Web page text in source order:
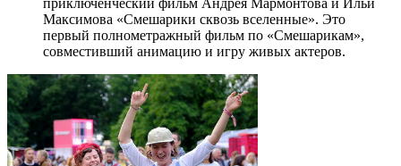
Максимова «Смешарики сквозь вселенные». Это
первый полнометражный фильм по «Смешарикам»,
совместивший анимацию и игру живых актеров.